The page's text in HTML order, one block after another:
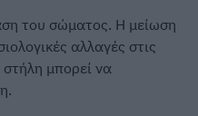
του σώματος. Η μείωση
αλλαγές στις
μπορεί να